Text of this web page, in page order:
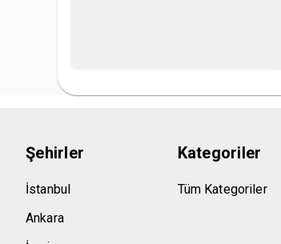
Şehirler
İstanbul
Ankara
Kategoriler
Tüm Kategoriler